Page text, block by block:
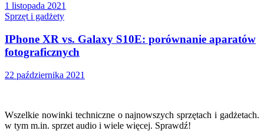
1 listopada 2021
Sprzęt i gadżety
IPhone XR vs. Galaxy S10E: porównanie aparatów
fotograficznych
22 października 2021
Wszelkie nowinki techniczne o najnowszych sprzętach i gadżetach.
w tym m.in. sprzet audio i wiele więcej. Sprawdź!